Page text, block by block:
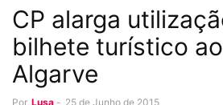
CP alarga
bilhete turístico
Algarve
Por Lusa - 25 de Junho de 2015